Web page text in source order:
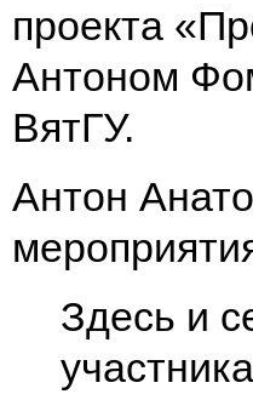
проекта
Антоном
ВятГУ.
Антон
Здесь и